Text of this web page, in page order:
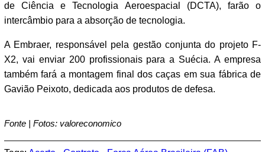
de Ciência e Tecnologia Aeroespacial (DCTA), farão o
intercâmbio para a absorção de tecnologia.
A Embraer, responsável pela gestão conjunta do projeto F-
X2, vai enviar 200 profissionais para a Suécia. A empresa
também fará a montagem final dos caças em sua fábrica de
Gavião Peixoto, dedicada aos produtos de defesa.
Fonte | Fotos: valoreconomico